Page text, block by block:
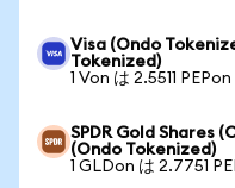
Visa (Ondo
Tokenized)
1 Von は 2.5511
SPDR Gold Shares
(Ondo Tokenized)
1 GLDon は 2.7751